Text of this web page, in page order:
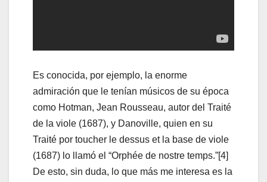
Es conocida, por ejemplo, la enorme
admiración que le tenían músicos de su época
como Hotman, Jean Rousseau, autor del Traité
de la viole (1687), y Danoville, quien en su
Traité por toucher le dessus et la base de viole
(1687) lo llamó el “Orphée de nostre temps.”[4]
De esto, sin duda, lo que más me interesa es la